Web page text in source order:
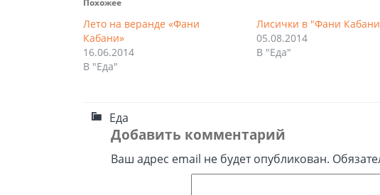
Похожее
Лето на веранде «Фани
Кабани»
16.06.2014
В "Еда"
Лисички в "Фани
05.08.2014
В "Еда"
Еда
Добавить комментарий
Ваш адрес email не будет опубликован.